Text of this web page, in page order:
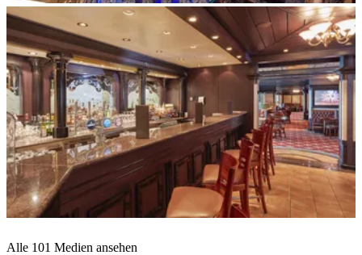
Alle 101 Medien ansehen